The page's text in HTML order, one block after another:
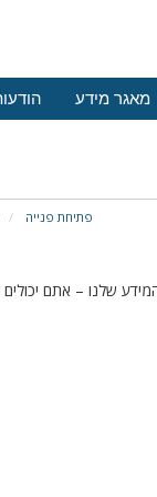
מאגר מידע
פתיחת פנייה